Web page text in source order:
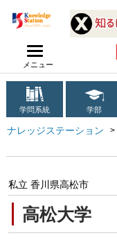
メニュー
学問系統 学部
ナレッジステーション
高松大学
私立 香川県高松市